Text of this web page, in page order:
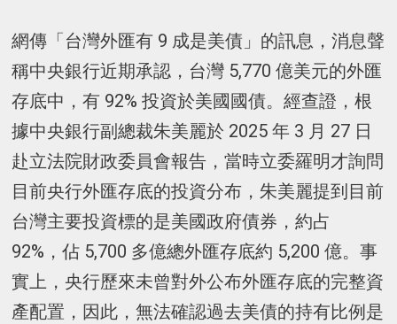
網傳「台灣外匯有 9 成是美債」的訊息，消息聲
稱中央銀行近期承認，台灣 5,770 億美元的外匯
存底中，有 92% 投資於美國國債。經查證，根
據中央銀行副總裁朱美麗於 2025 年 3 月 27 日
赴立法院財政委員會報告，當時立委羅明才詢問
目前央行外匯存底的投資分布，朱美麗提到目前
台灣主要投資標的是美國政府債券，約占
92%，佔 5,700 多億總外匯存底約 5,200 億。事
實上，央行歷來未曾對外公布外匯存底的完整資
產配置，因此，無法確認過去美債的持有比例是